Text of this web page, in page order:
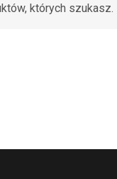
których szukasz.